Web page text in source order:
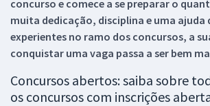
concurso e comece a se preparar o
muita dedicação, disciplina e uma ajuda
experientes no ramo dos concursos, a
conquistar uma vaga passa a ser bem
Concursos abertos: saiba sobre
os concursos com inscrições